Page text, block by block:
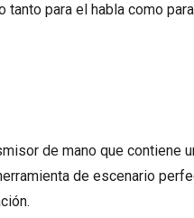
para el habla como
de mano que
de escenario